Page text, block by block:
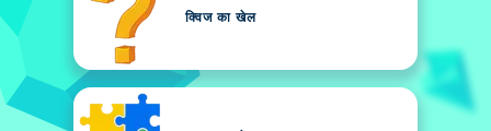
क्विज का खेल